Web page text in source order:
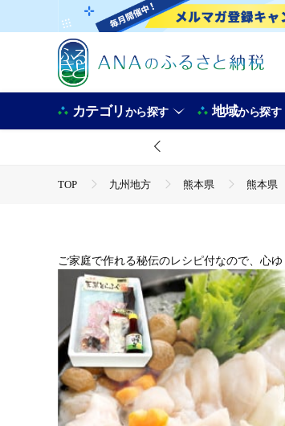
カテゴリから探す 地域から探す
TOP 九州地方 熊本県 熊本県
ご家庭で作れる秘伝のレシピ付なので、心